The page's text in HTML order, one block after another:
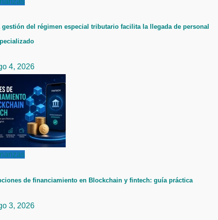
gestión del régimen especial tributario facilita la llegada de personal
4, 2026
de financiamiento en Blockchain y fintech: guía práctica
3, 2026